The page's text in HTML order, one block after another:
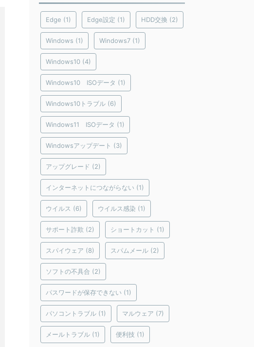
Edge (1) Edge設定 (1) HDD交換 (2)
Windows (1) Windows7 (1)
Windows10 (4)
Windows10 ISOデータ (1)
Windows10トラブル (6)
Windows11 ISOデータ (1)
Windowsアップデート (3)
アップグレード (2)
インターネットにつながらない (1)
ウイルス (6) ウイルス感染 (1)
サポート詐欺 (2) ショートカット (1)
スパイウェア (8) スパムメール (2)
ソフトの不具合 (2)
パスワードが保存できない (1)
パソコントラブル (1) マルウェア (7)
メールトラブル (1) 便利技 (1)